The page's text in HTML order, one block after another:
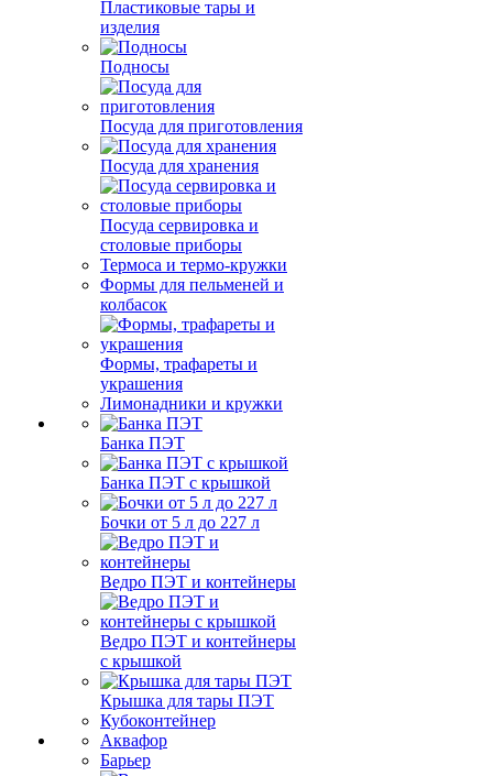
Пластиковые тары и
изделия
Подносы
Посуда для приготовления
Посуда для хранения
Посуда сервировка и
столовые приборы
Термоса и термо-кружки
Формы для пельменей и
колбасок
Формы, трафареты и
украшения
Лимонадники и кружки
Банка ПЭТ
Банка ПЭТ с крышкой
Бочки от 5 л до 227 л
Ведро ПЭТ и контейнеры
Ведро ПЭТ и контейнеры
с крышкой
Крышка для тары ПЭТ
Кубоконтейнер
Аквафор
Барьер